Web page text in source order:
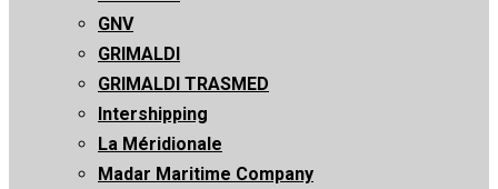
GNV
GRIMALDI
GRIMALDI TRASMED
Intershipping
La Méridionale
Madar Maritime Company